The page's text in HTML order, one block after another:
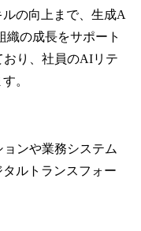
の向上まで、生成A
織の成長をサポート
り、社員のAIリテ
。
ンや業務システム
ルトランスフォー